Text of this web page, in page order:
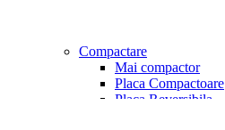
Compactare
Mai compactor
Placa Compactoare
Placa Reversibila